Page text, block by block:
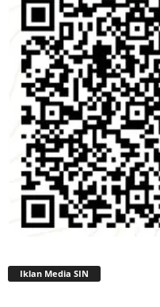
Iklan Media SIN